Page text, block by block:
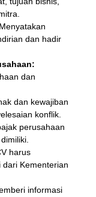
Menyatakan
dan hadir
dan
dan kewajiban
konflik.
perusahaan
harus
Kementerian
informasi